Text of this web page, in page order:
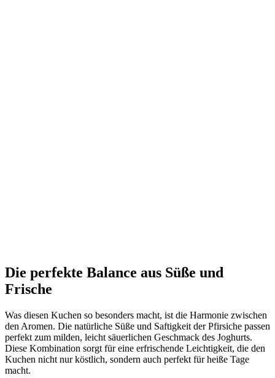
Die perfekte Balance aus Süße und
Frische
Was diesen Kuchen so besonders macht, ist die Harmonie zwischen
den Aromen. Die natürliche Süße und Saftigkeit der Pfirsiche passen
perfekt zum milden, leicht säuerlichen Geschmack des Joghurts.
Diese Kombination sorgt für eine erfrischende Leichtigkeit, die den
Kuchen nicht nur köstlich, sondern auch perfekt für heiße Tage
macht.